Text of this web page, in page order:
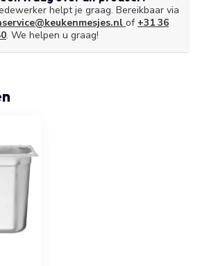
helpt je graag. Bereikbaar via
of +31 36
. We helpen u graag!